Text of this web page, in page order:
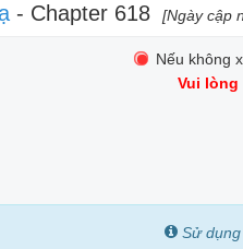
- Chapter 618 [Ngày cập
Nếu không
Vui lòng
Sử